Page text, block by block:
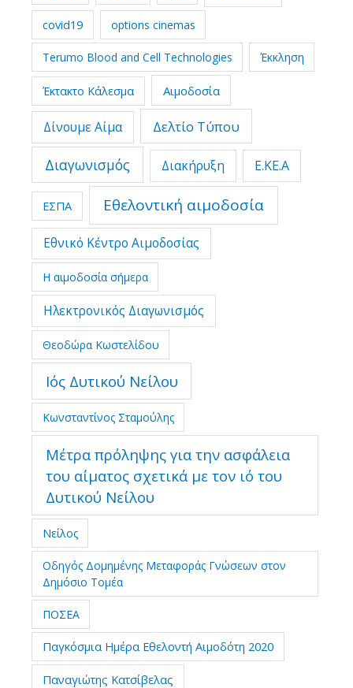
covid19 options cinemas
Terumo Blood and Cell Technologies Έκκληση
Έκτακτο Κάλεσμα Αιμοδοσία
Δίνουμε Αίμα Δελτίο Τύπου
Διαγωνισμός Διακήρυξη Ε.ΚΕ.Α
ΕΣΠΑ Εθελοντική αιμοδοσία
Εθνικό Κέντρο Αιμοδοσίας
Η αιμοδοσία σήμερα
Ηλεκτρονικός Διαγωνισμός
Θεοδώρα Κωστελίδου
Ιός Δυτικού Νείλου
Κωνσταντίνος Σταμούλης
Μέτρα πρόληψης για την ασφάλεια
του αίματος σχετικά με τον ιό του
Δυτικού Νείλου
Νείλος
Οδηγός Δομημένης Μεταφοράς Γνώσεων στον
Δημόσιο Τομέα
ΠΟΣΕΑ
Παγκόσμια Ημέρα Εθελοντή Αιμοδότη 2020
Παναγιώτης Κατσίβελας